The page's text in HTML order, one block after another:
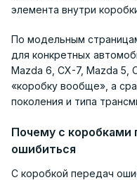
элемента внутри
По модельным
для конкретных
Mazda 6, CX-7, Mazda 5,
«коробку вообще», а
поколения и типа
Почему с коробками
ошибиться
С коробкой передач